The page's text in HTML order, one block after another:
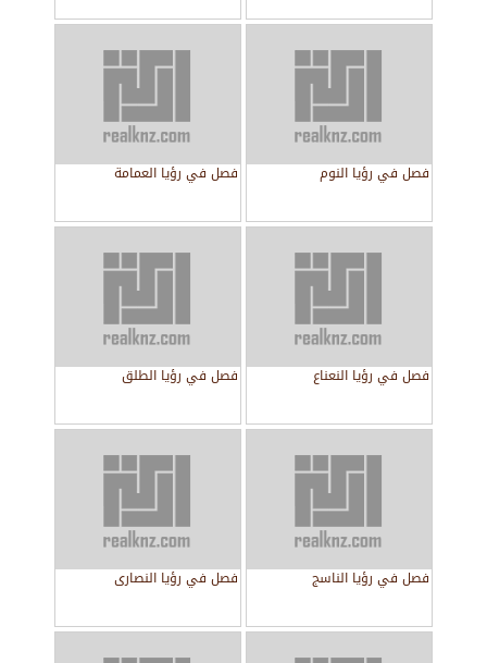
فصل في رؤيا النوم فصل في رؤيا العمامة
فصل في رؤيا النعناع فصل في رؤيا الطلق
فصل في رؤيا الناسج فصل في رؤيا النصارى